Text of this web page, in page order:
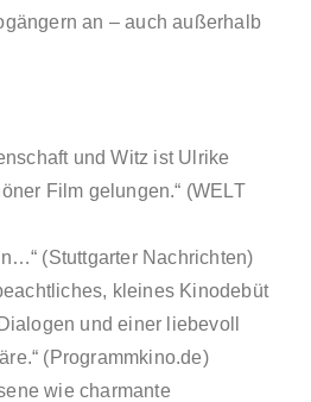
an – auch außerhalb
und Witz ist Ulrike
Film gelungen.“ (WELT
(Stuttgarter Nachrichten)
kleines Kinodebüt
und einer liebevoll
(Programmkino.de)
wie charmante